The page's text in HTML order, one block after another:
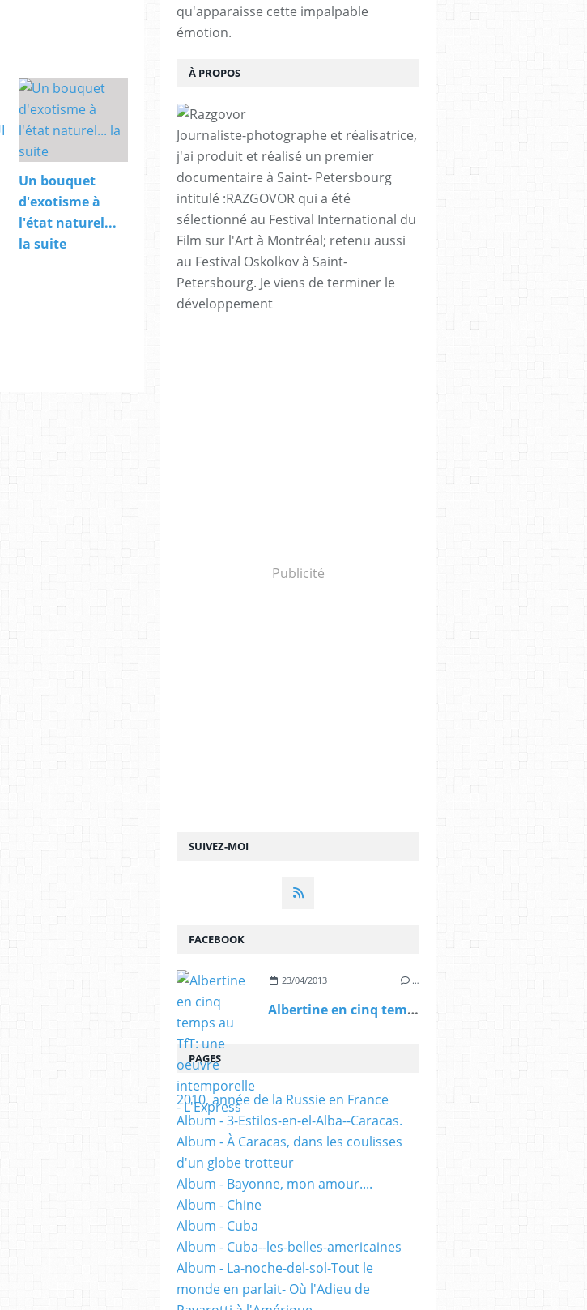
Un bouquet
d'exotisme à
l'état naturel...
la suite
SUIVEZ-MOI
qu'apparaisse cette impalpable
émotion.
À PROPOS
Journaliste-photographe et réalisatrice,
j'ai produit et réalisé un premier
documentaire à Saint- Petersbourg
intitulé :RAZGOVOR qui a été
sélectionné au Festival International du
Film sur l'Art à Montréal; retenu aussi
au Festival Oskolkov à Saint-
Petersbourg. Je viens de terminer le
développement
Publicité
FACEBOOK
23/04/2013 …
Albertine en cinq temps au TfT: une oeuvre intemporelle - L'Express
PAGES
2010, année de la Russie en France
Album - 3-Estilos-en-el-Alba--Caracas.
Album - À Caracas, dans les coulisses
d'un globe trotteur
Album - Bayonne, mon amour....
Album - Chine
Album - Cuba
Album - Cuba--les-belles-americaines
Album - La-noche-del-sol-Tout le
monde en parlait- Où l'Adieu de